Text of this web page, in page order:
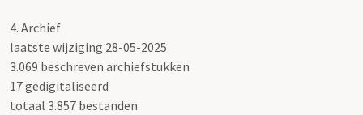
4. Archief
laatste wijziging 28-05-2025
3.069 beschreven archiefstukken
17 gedigitaliseerd
totaal 3.857 bestanden